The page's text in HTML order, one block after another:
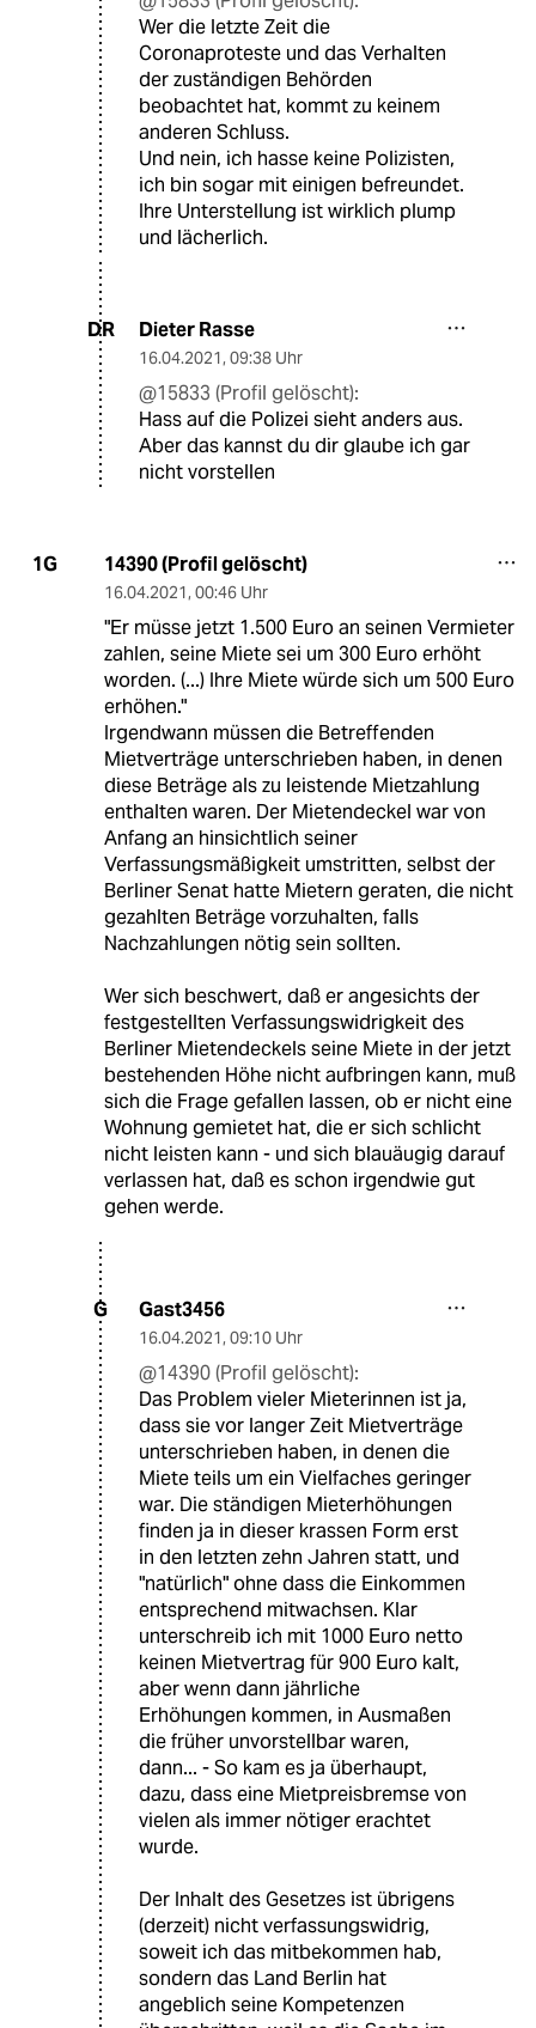
Wer die letzte Zeit die
Coronaproteste und das Verhalten
der zuständigen Behörden
beobachtet hat, kommt zu keinem
anderen Schluss.
Und nein, ich hasse keine Polizisten,
ich bin sogar mit einigen befreundet.
Ihre Unterstellung ist wirklich plump
und lächerlich.
DR Dieter Rasse
16.04.2021, 09:38 Uhr
@15833 (Profil gelöscht):
Hass auf die Polizei sieht anders aus.
Aber das kannst du dir glaube ich gar
nicht vorstellen
1G 14390 (Profil gelöscht)
16.04.2021, 00:46 Uhr
"Er müsse jetzt 1.500 Euro an seinen Vermieter
zahlen, seine Miete sei um 300 Euro erhöht
worden. (...) Ihre Miete würde sich um 500 Euro
erhöhen."
Irgendwann müssen die Betreffenden
Mietverträge unterschrieben haben, in denen
diese Beträge als zu leistende Mietzahlung
enthalten waren. Der Mietendeckel war von
Anfang an hinsichtlich seiner
Verfassungsmäßigkeit umstritten, selbst der
Berliner Senat hatte Mietern geraten, die nicht
gezahlten Beträge vorzuhalten, falls
Nachzahlungen nötig sein sollten.
Wer sich beschwert, daß er angesichts der
festgestellten Verfassungswidrigkeit des
Berliner Mietendeckels seine Miete in der jetzt
bestehenden Höhe nicht aufbringen kann, muß
sich die Frage gefallen lassen, ob er nicht eine
Wohnung gemietet hat, die er sich schlicht
nicht leisten kann - und sich blauäugig darauf
verlassen hat, daß es schon irgendwie gut
gehen werde.
G Gast3456
16.04.2021, 09:10 Uhr
@14390 (Profil gelöscht):
Das Problem vieler Mieterinnen ist ja,
dass sie vor langer Zeit Mietverträge
unterschrieben haben, in denen die
Miete teils um ein Vielfaches geringer
war. Die ständigen Mieterhöhungen
finden ja in dieser krassen Form erst
in den letzten zehn Jahren statt, und
"natürlich" ohne dass die Einkommen
entsprechend mitwachsen. Klar
unterschreib ich mit 1000 Euro netto
keinen Mietvertrag für 900 Euro kalt,
aber wenn dann jährliche
Erhöhungen kommen, in Ausmaßen
die früher unvorstellbar waren,
dann... - So kam es ja überhaupt,
dazu, dass eine Mietpreisbremse von
vielen als immer nötiger erachtet
wurde.
Der Inhalt des Gesetzes ist übrigens
(derzeit) nicht verfassungswidrig,
soweit ich das mitbekommen hab,
sondern das Land Berlin hat
angeblich seine Kompetenzen